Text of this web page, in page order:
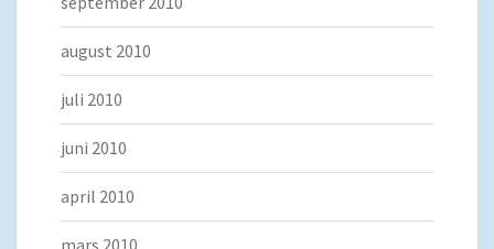
august 2010
juli 2010
juni 2010
april 2010